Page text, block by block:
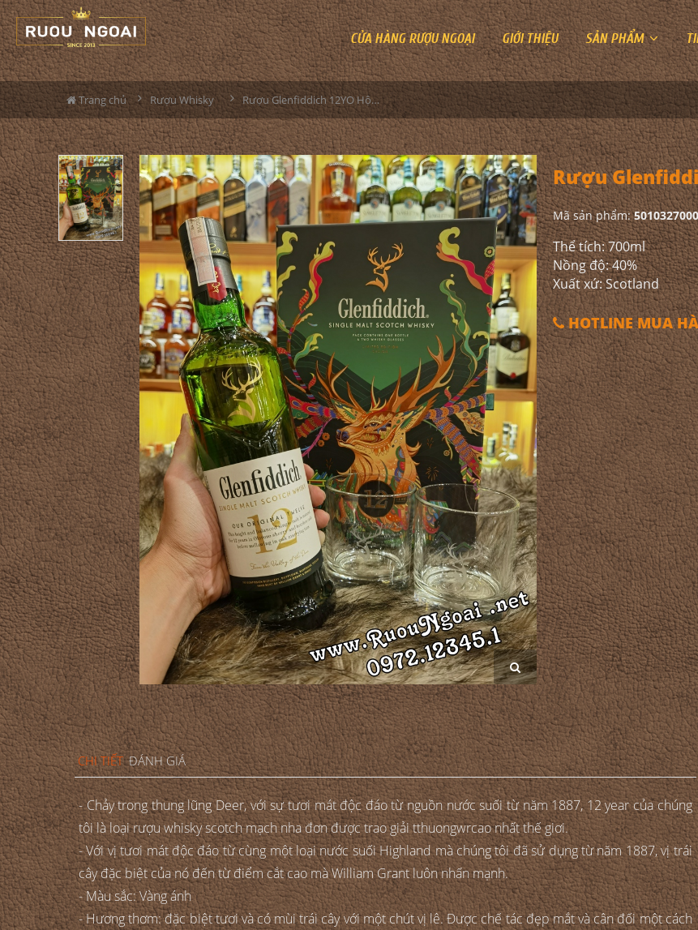
CỬA HÀNG RƯỢU NGOẠI GIỚI THIỆU SẢN PHẨM
Trang chủ Rượu Whisky Rượu Glenfiddich 12YO Hộp Quà 2023
Rượu
Mã sản phẩm:
Thể tích: 700ml
Nồng độ: 40%
Xuất xứ: Scotland
HOTLINE MUA
CHI TIẾT ĐÁNH GIÁ
- Chảy trong thung lũng Deer, với sự tươi mát độc đáo từ nguồn nước suối từ năm 1887, 12 year của chúng
tôi là loại rượu whisky scotch mạch nha đơn được trao giải tthuongwrcao nhất thế giơi.
- Với vị tươi mát độc đáo từ cùng một loại nước suối Highland mà chúng tôi đã sử dụng từ năm 1887, vị trái
cây đặc biệt của nó đến từ điểm cắt cao mà William Grant luôn nhấn mạnh.
- Màu sắc: Vàng ánh
- Hương thơm: đặc biệt tươi và có mùi trái cây với một chút vị lê. Được chế tác đẹp mắt và cân đối một cách